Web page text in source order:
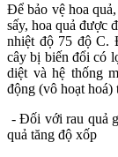
Để bảo vệ hoa
sấy, hoa quả được
nhiệt độ 75 độ C.
cây bị biến đổi có
diệt và hệ thống
động (vô hoạt hoá)
- Đối với rau quả
quả tăng độ xốp